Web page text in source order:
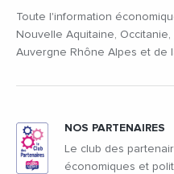
Toute l'information
Nouvelle Aquitaine,
Auvergne Rhône Alpes et de
NOS PARTENAIRES
Le club des
économiques et